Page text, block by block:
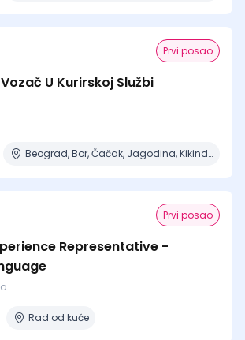
Prvi posao
U Kurirskoj Službi
Beograd, Bor, Čačak, Jagodina, Kikinda + 23 mesta | Terenski rad
Prvi posao
Representative -
Rad od kuće